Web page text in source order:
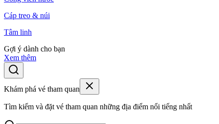
Cáp treo & núi
Tâm linh
Gợi ý dành cho bạn
Xem thêm
Khám phá vé tham quan
Tìm kiếm và đặt vé tham quan những địa điểm nổi tiếng nhất